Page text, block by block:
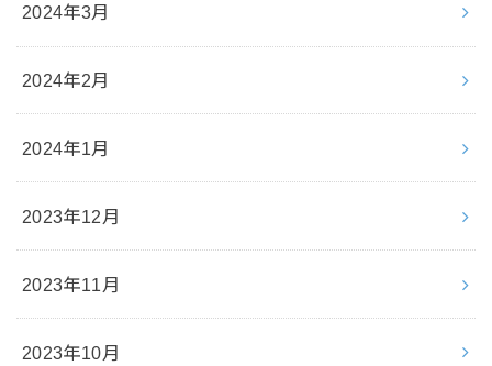
2024年3月
2024年2月
2024年1月
2023年12月
2023年11月
2023年10月